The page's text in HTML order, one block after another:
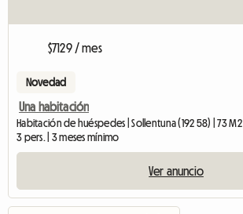
$7129 / mes
Novedad
Una habitación
Habitación de huéspedes | Sollentuna (192 58) | 73 M2
3 pers. | 3 meses mínimo
Ver anuncio